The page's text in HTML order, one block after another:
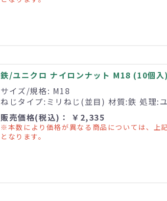
鉄/ユニクロ ナイロンナット M18 (10個入)
サイズ/規格: M18
ねじタイプ:ミリねじ(並目) 材質:鉄 処理:
販売価格(税込)： ￥2,335
※本数により価格が異なる商品については、上
となります。